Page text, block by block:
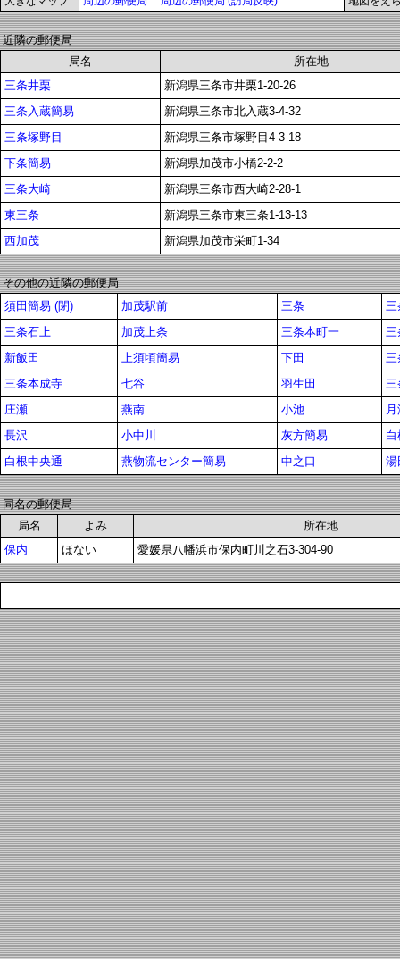
近隣の郵便局
局名
所在地
三条井栗
新潟県三条市井栗1-20-26
三条入蔵簡易
新潟県三条市北入蔵3-4-32
三条塚野目
新潟県三条市塚野目4-3-18
下条簡易
新潟県加茂市小橋2-2-2
三条大崎
新潟県三条市西大崎2-28-1
東三条
新潟県三条市東三条1-13-13
西加茂
新潟県加茂市栄町1-34
その他の近隣の郵便局
須田簡易 (閉)
加茂駅前 三条
三
三条石上
加茂上条 三条本町一
三
新飯田
上須頃簡易 下田
三
三条本成寺
七谷 羽生田
三
庄瀬
燕南 小池
長沢
小中川 灰方簡易
白
白根中央通
燕物流センター簡易 中之口 湯
同名の郵便局
局名
よみ
所在地
保内
ほない 愛媛県八幡浜市保内町川之石3-304-90